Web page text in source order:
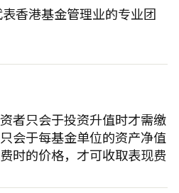
香港基金管理业的专业团
者只会于投资升值时才需缴
会于每基金单位的资产净值
时的价格，才可收取表现费